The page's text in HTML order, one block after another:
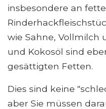
insbesondere an
wie Sahne, Vollmilch
und Kokosöl sind
gesättigten Fetten.
Dies sind keine
aber Sie müssen